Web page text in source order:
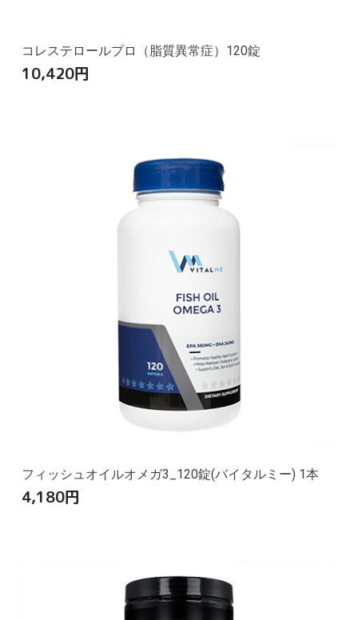
コレステロールプロ（脂質異常症）120錠
10,420円
フィッシュオイルオメガ3_120錠(バイタルミー) 1本
4,180円